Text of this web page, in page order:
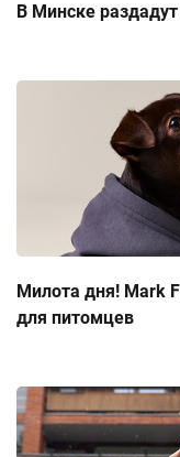
В Минске
Милота дня! Mark
для питомцев